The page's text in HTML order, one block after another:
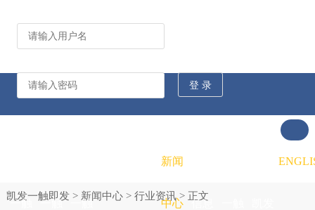
一触 一触 一触
新闻
中心 信息
凯发一触即发> 新闻中心> 行业资讯> 正文